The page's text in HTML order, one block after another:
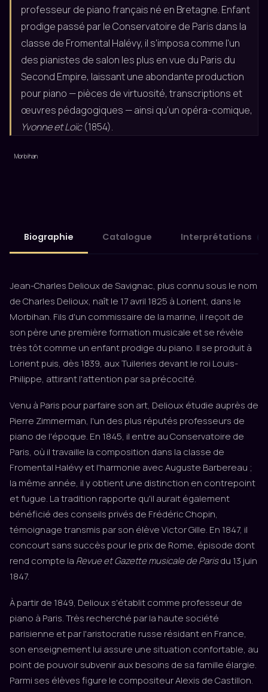
professeur de piano français né en Bretagne. Enfant
prodige passé par le Conservatoire de Paris dans la
classe de Fromental Halévy, il s'imposa comme l'un
des pianistes de salon les plus en vue du Paris du
Second Empire, laissant une abondante production
pour piano — pièces de virtuosité, transcriptions et
œuvres pédagogiques — ainsi qu'un opéra-comique,
Yvonne et Loïc(1854).
Morbihan
Biographie Catalogue Interprétations
Jean-Charles Delioux de Savignac, plus connu sous le nom
de Charles Delioux, naît le 17 avril 1825 à Lorient, dans le
Morbihan. Fils d'un commissaire de la marine, il reçoit de
son père une première formation musicale et se révèle
très tôt comme un enfant prodige du piano. Il se produit à
Lorient puis, dès 1839, aux Tuileries devant le roi Louis-
Philippe, attirant l'attention par sa précocité.
Venu à Paris pour parfaire son art, Delioux étudie auprès de
Pierre Zimmerman, l'un des plus réputés professeurs de
piano de l'époque. En 1845, il entre au Conservatoire de
Paris, où il travaille la composition dans la classe de
Fromental Halévy et l'harmonie avec Auguste Barbereau ;
la même année, il y obtient une distinction en contrepoint
et fugue. La tradition rapporte qu'il aurait également
bénéficié des conseils privés de Frédéric Chopin,
témoignage transmis par son élève Victor Gille. En 1847, il
concourt sans succès pour le prix de Rome, épisode dont
rend compte la Revue et Gazette musicale de Parisdu 13 juin
1847.
À partir de 1849, Delioux s'établit comme professeur de
piano à Paris. Très recherché par la haute société
parisienne et par l'aristocratie russe résidant en France,
son enseignement lui assure une situation confortable, au
point de pouvoir subvenir aux besoins de sa famille élargie.
Parmi ses élèves figure le compositeur Alexis de Castillon.